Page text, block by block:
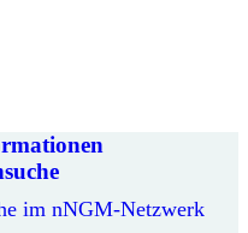
im nNGM-Netzwerk